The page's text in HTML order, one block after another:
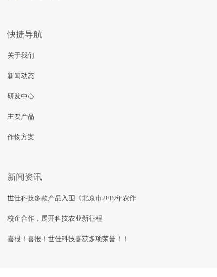
快捷导航
关于我们
新闻动态
研发中心
主要产品
作物方案
新闻资讯
世佳科技多款产品入围《北京市2019年农作
校企合作，展开科技农业新征程
喜报！喜报！世佳科技喜获多项荣誉！！